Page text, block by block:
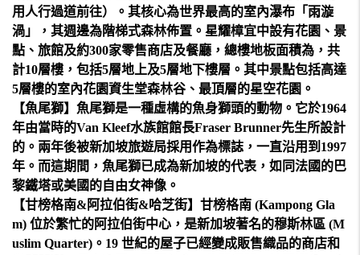
用人行過道前往）。其核心為世界最高的室內瀑布「雨漩
渦」，其週邊為階梯式森林佈置。星耀樟宜中設有花園、景
點、旅館及約300家零售商店及餐廳，總樓地板面積為，共
計10層樓，包括5層地上及5層地下樓層。其中景點包括高達
5層樓的室內花園資生堂森林谷、最頂層的星空花園。
【魚尾獅】魚尾獅是一種虛構的魚身獅頭的動物。它於1964
年由當時的Van Kleef水族館館長Fraser Brunner先生所設計
的。兩年後被新加坡旅遊局採用作為標誌，一直沿用到1997
年。而這期間，魚尾獅已成為新加坡的代表，如同法國的巴
黎鐵塔或美國的自由女神像。
【甘榜格南&阿拉伯街&哈芝街】甘榜格南 (Kampong Gla
m) 位於繁忙的阿拉伯街中心，是新加坡著名的穆斯林區 (M
uslim Quarter)。19 世紀的屋子已經變成販售織品的商店和